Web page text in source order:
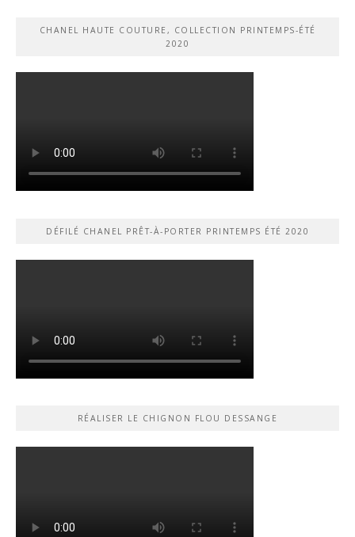
CHANEL HAUTE COUTURE, COLLECTION PRINTEMPS-ÉTÉ
2020
DÉFILÉ CHANEL PRÊT-À-PORTER PRINTEMPS ÉTÉ 2020
RÉALISER LE CHIGNON FLOU DESSANGE